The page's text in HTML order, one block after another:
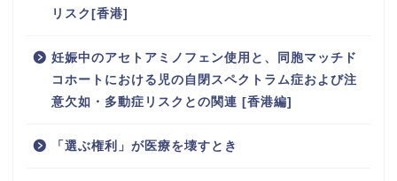
リスク[香港]
妊娠中のアセトアミノフェン使用と、同胞マッチド
コホートにおける児の自閉スペクトラム症および注
意欠如・多動症リスクとの関連 [香港編]
「選ぶ権利」が医療を壊すとき